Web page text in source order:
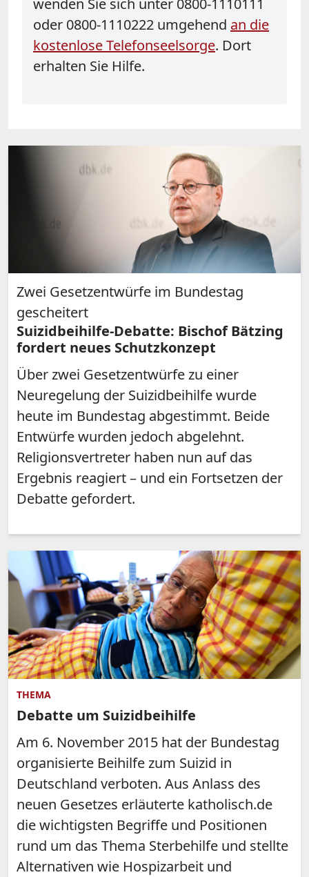
oder 0800-1110222 umgehend an die
kostenlose Telefonseelsorge. Dort
erhalten Sie Hilfe.
Zwei Gesetzentwürfe im Bundestag
gescheitert
Suizidbeihilfe-Debatte: Bischof Bätzing
fordert neues Schutzkonzept
Über zwei Gesetzentwürfe zu einer
Neuregelung der Suizidbeihilfe wurde
heute im Bundestag abgestimmt. Beide
Entwürfe wurden jedoch abgelehnt.
Religionsvertreter haben nun auf das
Ergebnis reagiert – und ein Fortsetzen der
Debatte gefordert.
THEMA
Debatte um Suizidbeihilfe
Am 6. November 2015 hat der Bundestag
organisierte Beihilfe zum Suizid in
Deutschland verboten. Aus Anlass des
neuen Gesetzes erläuterte katholisch.de
die wichtigsten Begriffe und Positionen
rund um das Thema Sterbehilfe und stellte
Alternativen wie Hospizarbeit und